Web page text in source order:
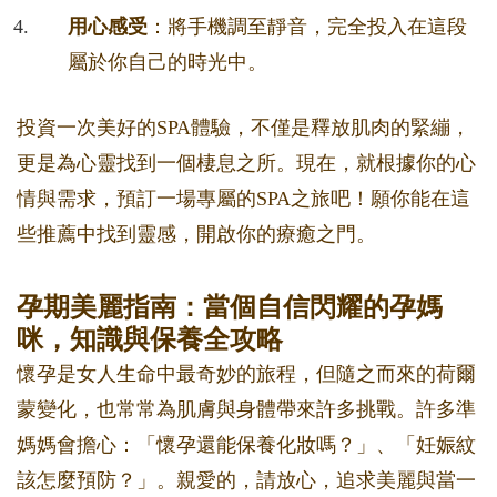
用心感受 ：將手機調至靜音，完全投入在這段
屬於你自己的時光中。
投資一次美好的SPA體驗，不僅是釋放肌肉的緊繃，
更是為心靈找到一個棲息之所。現在，就根據你的心
情與需求，預訂一場專屬的SPA之旅吧！願你能在這
些推薦中找到靈感，開啟你的療癒之門。
孕期美麗指南：當個自信閃耀的孕媽
咪，知識與保養全攻略
懷孕是女人生命中最奇妙的旅程，但隨之而來的荷爾
蒙變化，也常常為肌膚與身體帶來許多挑戰。許多準
媽媽會擔心：「懷孕還能保養化妝嗎？」、「妊娠紋
該怎麼預防？」。親愛的，請放心，追求美麗與當一